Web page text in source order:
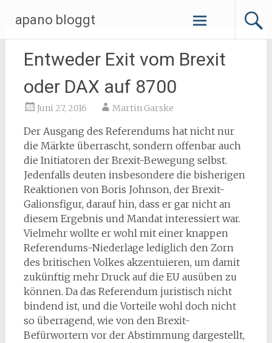
Inhalt
springen
apano bloggt
Entweder Exit vom Brexit
oder DAX auf 8700
Juni 27, 2016 Martin Garske
Der Ausgang des Referendums hat nicht nur
die Märkte überrascht, sondern offenbar auch
die Initiatoren der Brexit-Bewegung selbst.
Jedenfalls deuten insbesondere die bisherigen
Reaktionen von Boris Johnson, der Brexit-
Galionsfigur, darauf hin, dass er gar nicht an
diesem Ergebnis und Mandat interessiert war.
Vielmehr wollte er wohl mit einer knappen
Referendums-Niederlage lediglich den Zorn
des britischen Volkes akzentuieren, um damit
zukünftig mehr Druck auf die EU ausüben zu
können. Da das Referendum juristisch nicht
bindend ist, und die Vorteile wohl doch nicht
so überragend, wie von den Brexit-
Befürwortern vor der Abstimmung dargestellt,